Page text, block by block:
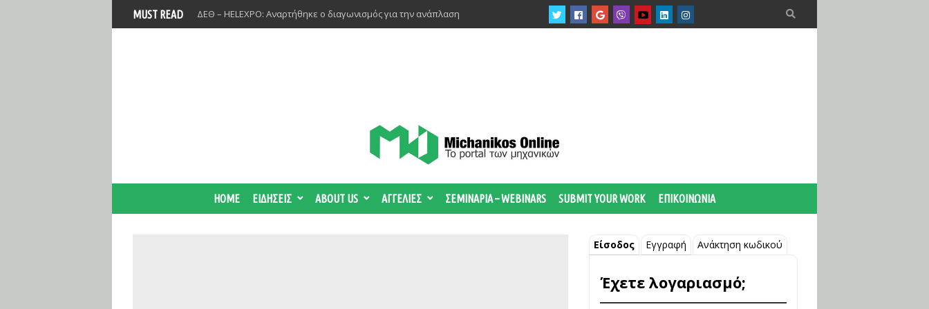
MUST READ ΔΕΘ – HELEXPO: Αναρτήθηκε ο διαγωνισμός για την ανάπλαση
Στο 98% η αντικατάσταση σιδηροτροχιών στις Γραμμές 2 και 3 του
Επαναπροκηρύσσεται το έργο της ενεργειακής αναβάθμισης του

HOME ΕΙΔΗΣΕΙΣ ABOUT US ΑΓΓΕΛΙΕΣ ΣΕΜΙΝΑΡΙΑ – WEBINARS SUBMIT YOUR WORK ΕΠΙΚΟΙΝΩΝΙΑ
Είσοδος Εγγραφή Ανάκτηση κωδικού
Έχετε λογαριασμό;